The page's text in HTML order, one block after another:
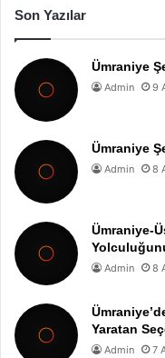
Son Yazılar
Ümraniye
Admin 9
Ümraniye
Admin 8
Ümraniye-
Admin 8
Yaratan
Admin 7